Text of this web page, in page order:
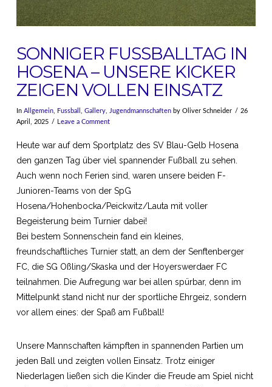
SONNIGER FUSSBALLTAG IN H
OSENA – UNSERE KICKER Z
EIGEN VOLLEN EINSATZ
In Allgemein, Fussball Gallery, Jugendmannschaftenby Oliver Schneider
26
April, 2025
Leave a Comment
Heute war auf dem Sportplatz des SV Blau-Gelb Hosena
den ganzen Tag über viel spannender Fußball zu sehen.
Auch wenn noch Ferien sind, waren unsere beiden F-
Junioren-Teams von der SpG
Hosena/Hohenbocka/Peickwitz/Lauta mit voller
Begeisterung beim Turnier dabei!
Bei bestem Sonnenschein fand ein kleines,
freundschaftliches Turnier statt, an dem der Senftenberger
FC, die SG Oßling/Skaska und der Hoyerswerdaer FC
teilnahmen. Die Aufregung war bei allen spürbar, denn im
Mittelpunkt stand nicht nur der sportliche Ehrgeiz, sondern
vor allem eines: der Spaß am Fußball!
Unsere Mannschaften kämpften in spannenden Partien um
jeden Ball und zeigten vollen Einsatz. Trotz einiger
Niederlagen ließen sich die Kinder die Freude am Spiel nicht